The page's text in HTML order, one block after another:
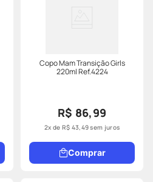
Copo Mam Transição Girls
220ml Ref.4224
R$ 86,99
2x de R$ 43,49sem juros
Comprar